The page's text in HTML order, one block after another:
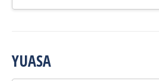
YUASA